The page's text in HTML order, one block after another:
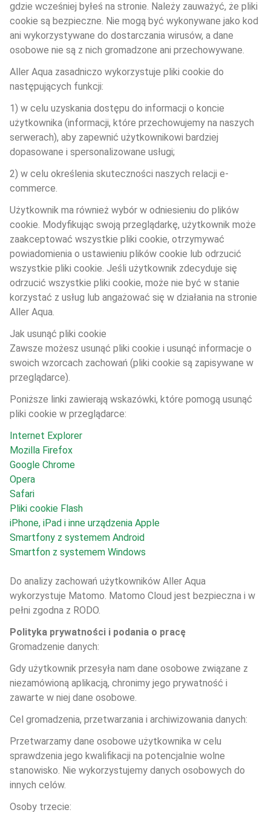
gdzie wcześniej byłeś na stronie. Należy zauważyć, że pliki
cookie są bezpieczne. Nie mogą być wykonywane jako kod
ani wykorzystywane do dostarczania wirusów, a dane
osobowe nie są z nich gromadzone ani przechowywane.
Aller Aqua zasadniczo wykorzystuje pliki cookie do
następujących funkcji:
1) w celu uzyskania dostępu do informacji o koncie
użytkownika (informacji, które przechowujemy na naszych
serwerach), aby zapewnić użytkownikowi bardziej
dopasowane i spersonalizowane usługi;
2) w celu określenia skuteczności naszych relacji e-
commerce.
Użytkownik ma również wybór w odniesieniu do plików
cookie. Modyfikując swoją przeglądarkę, użytkownik może
zaakceptować wszystkie pliki cookie, otrzymywać
powiadomienia o ustawieniu plików cookie lub odrzucić
wszystkie pliki cookie. Jeśli użytkownik zdecyduje się
odrzucić wszystkie pliki cookie, może nie być w stanie
korzystać z usług lub angażować się w działania na stronie
Aller Aqua.
Jak usunąć pliki cookie
Zawsze możesz usunąć pliki cookie i usunąć informacje o
swoich wzorcach zachowań (pliki cookie są zapisywane w
przeglądarce).
Poniższe linki zawierają wskazówki, które pomogą usunąć
pliki cookie w przeglądarce:
Internet Explorer
Mozilla Firefox
Google Chrome
Opera
Safari
Pliki cookie Flash
iPhone, iPad i inne urządzenia Apple
Smartfony z systemem Android
Smartfon z systemem Windows
Do analizy zachowań użytkowników Aller Aqua
wykorzystuje Matomo. Matomo Cloud jest bezpieczna i w
pełni zgodna z RODO.
Polityka prywatności i podania o pracę
Gromadzenie danych:
Gdy użytkownik przesyła nam dane osobowe związane z
niezamówioną aplikacją, chronimy jego prywatność i
zawarte w niej dane osobowe.
Cel gromadzenia, przetwarzania i archiwizowania danych:
Przetwarzamy dane osobowe użytkownika w celu
sprawdzenia jego kwalifikacji na potencjalnie wolne
stanowisko. Nie wykorzystujemy danych osobowych do
innych celów.
Osoby trzecie: